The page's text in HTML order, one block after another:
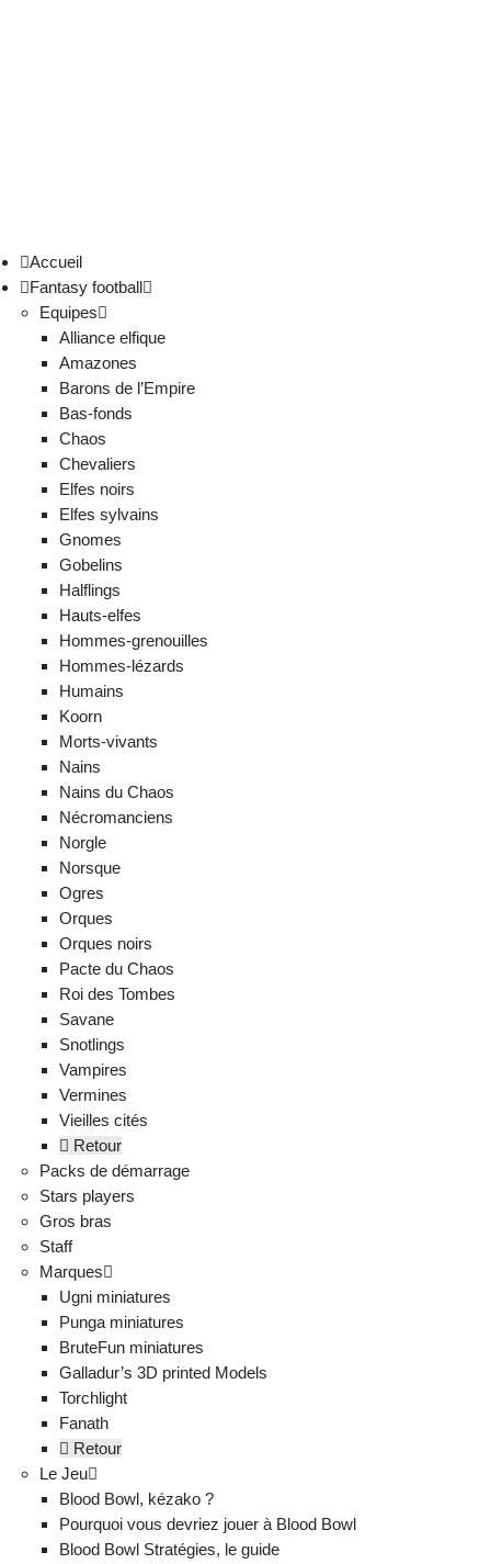
Accueil
Fantasy football
Equipes
Alliance elfique
Amazones
Barons de l’Empire
Bas-fonds
Chaos
Chevaliers
Elfes noirs
Elfes sylvains
Gnomes
Gobelins
Halflings
Hauts-elfes
Hommes-grenouilles
Hommes-lézards
Humains
Koorn
Morts-vivants
Nains
Nains du Chaos
Nécromanciens
Norgle
Norsque
Ogres
Orques
Orques noirs
Pacte du Chaos
Roi des Tombes
Savane
Snotlings
Vampires
Vermines
Vieilles cités
Retour
Packs de démarrage
Stars players
Gros bras
Staff
Marques
Ugni miniatures
Punga miniatures
BruteFun miniatures
Galladur’s 3D printed Models
Torchlight
Fanath
Retour
Le Jeu
Blood Bowl, kézako ?
Pourquoi vous devriez jouer à Blood Bowl
Blood Bowl Stratégies, le guide